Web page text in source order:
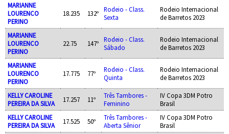
MARIANNE
LOURENCO
PERINO
18.235 132º
Rodeio - Class.
Sexta
Rodeio Internacional
de Barretos 2023
MARIANNE
LOURENCO
PERINO
22.75 147º
Rodeio - Class.
Sábado
Rodeio Internacional
de Barretos 2023
MARIANNE
LOURENCO
PERINO
17.775 77º
Rodeio - Class.
Quinta
Rodeio Internacional
de Barretos 2023
KELLY CAROLINE
PEREIRA DA SILVA
17.257 11º
Três Tambores -
Feminino
IV Copa 3DM Potro
Brasil
KELLY CAROLINE
PEREIRA DA SILVA
17.525 50º
Três Tambores -
Aberta Sênior
IV Copa 3DM Potro
Brasil